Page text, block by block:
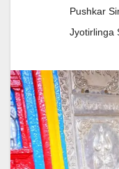
Pushkar
Jyotirlinga